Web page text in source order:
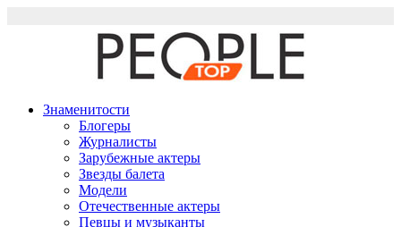
Знаменитости
Блогеры
Журналисты
Зарубежные актеры
Звезды балета
Модели
Отечественные актеры
Певцы и музыканты